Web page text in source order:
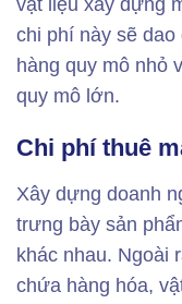
vật liệu xây dựng
chi phí này sẽ
hàng quy mô nhỏ
quy mô lớn.
Chi phí thuê
Xây dựng doanh
trưng bày sản
khác nhau. Ngoài
chứa hàng hóa,